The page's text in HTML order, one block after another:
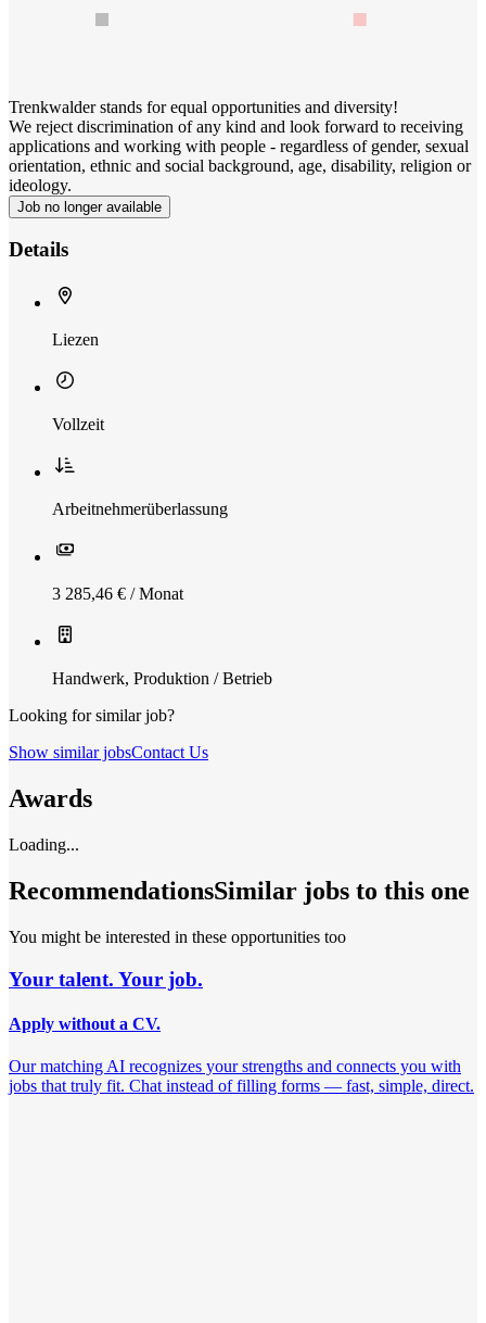
Trenkwalder stands for equal opportunities and diversity!
We reject discrimination of any kind and look forward to receiving
applications and working with people - regardless of gender, sexual
orientation, ethnic and social background, age, disability, religion or
ideology.
Job no longer available
Details
Liezen
Vollzeit
Arbeitnehmerüberlassung
3 285,46 € / Monat
Handwerk, Produktion / Betrieb
Looking for similar job?
Show similar jobsContact Us
Awards
Loading...
RecommendationsSimilar jobs to this one
You might be interested in these opportunities too
Your talent. Your job.
Apply without a CV.
Our matching AI recognizes your strengths and connects you with
jobs that truly fit. Chat instead of filling forms — fast, simple, direct.